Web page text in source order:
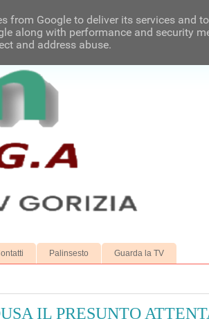
Palinsesto Guarda la TV
IL PRESUNTO
from Google to deliver its services and
along with performance and security
and address abuse.